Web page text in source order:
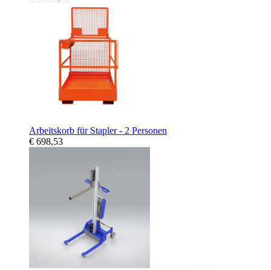
Arbeitskorb für Stapler - 2 Personen
€ 698,53